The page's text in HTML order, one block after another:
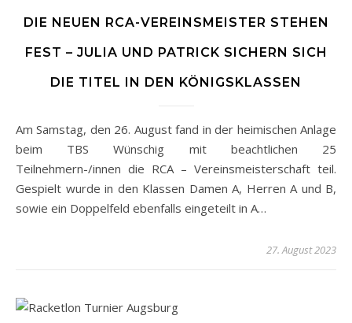
DIE NEUEN RCA-VEREINSMEISTER STEHEN
FEST – JULIA UND PATRICK SICHERN SICH
DIE TITEL IN DEN KÖNIGSKLASSEN
Am Samstag, den 26. August fand in der heimischen Anlage
beim TBS Wünschig mit beachtlichen 25
Teilnehmern-/innen die RCA – Vereinsmeisterschaft teil.
Gespielt wurde in den Klassen Damen A, Herren A und B,
sowie ein Doppelfeld ebenfalls eingeteilt in A…
27. August 2023